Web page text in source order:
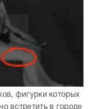
фигурки которых
встретить в городе